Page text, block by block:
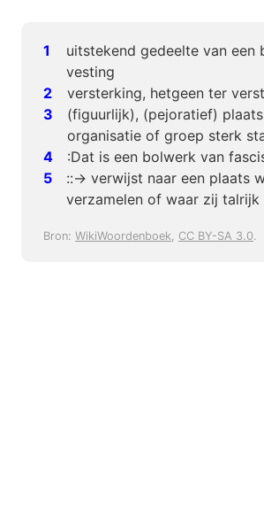
uitstekend gedeelte van een
vesting
versterking, hetgeen ter
(figuurlijk), (pejoratief)
organisatie of groep sterk
:Dat is een bolwerk van
::→ verwijst naar een plaats
verzamelen of waar zij talrijk
Bron: WikiWoordenboek, CC BY-SA 3.0.